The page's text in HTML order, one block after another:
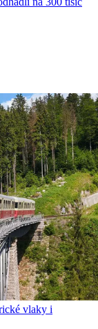
vlaky i